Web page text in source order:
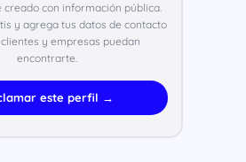
creado con información pública.
y agrega tus datos de contacto
y empresas puedan
encontrarte.
este perfil →